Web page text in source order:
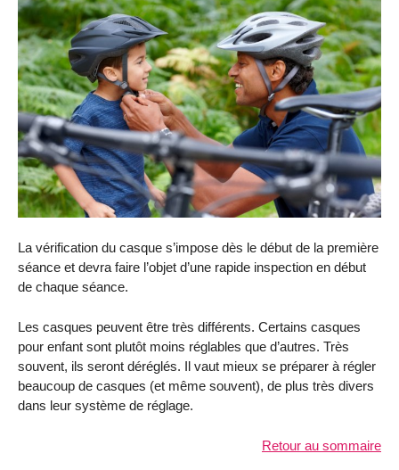
La vérification du casque s’impose dès le début de la première
séance et devra faire l’objet d’une rapide inspection en début
de chaque séance.
Les casques peuvent être très différents. Certains casques
pour enfant sont plutôt moins réglables que d’autres. Très
souvent, ils seront déréglés. Il vaut mieux se préparer à régler
beaucoup de casques (et même souvent), de plus très divers
dans leur système de réglage.
Retour au sommaire